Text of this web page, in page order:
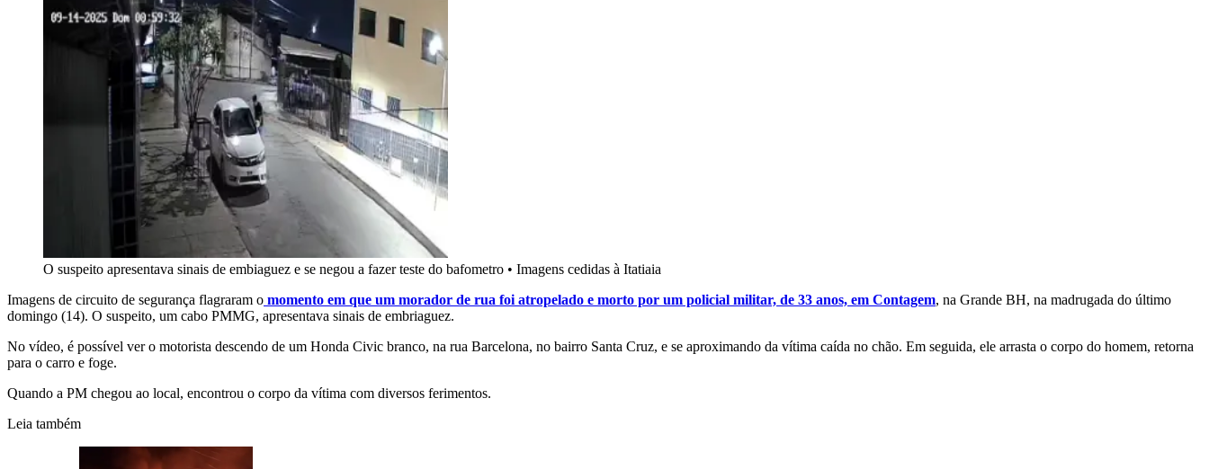
O suspeito apresentava sinais de embiaguez e se negou a fazer teste do bafometro • Imagens cedidas à Itatiaia
Imagens de circuito de segurança flagraram o momento em que um morador de rua foi atropelado e morto por um policial militar, de 33 anos, em Contagem, na Grande BH, na madrugada do último
domingo (14). O suspeito, um cabo PMMG, apresentava sinais de embriaguez.
No vídeo, é possível ver o motorista descendo de um Honda Civic branco, na rua Barcelona, no bairro Santa Cruz, e se aproximando da vítima caída no chão. Em seguida, ele arrasta o corpo do homem, retorna
para o carro e foge.
Quando a PM chegou ao local, encontrou o corpo da vítima com diversos ferimentos.
Leia também